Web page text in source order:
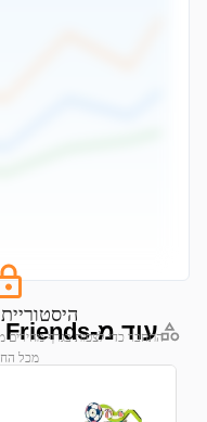
מכל
עוד מ-Friends